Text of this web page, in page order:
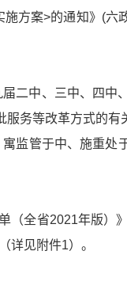
方案>的通知》 (六
二中、三中、四
务等改革方式的
监管于中、施重处
（全省2021年版）》
详见附件1）。